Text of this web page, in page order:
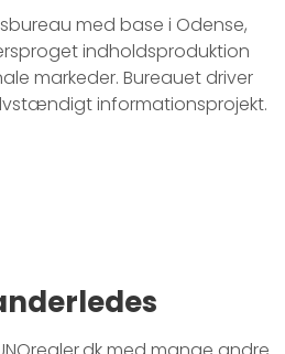
med base i Odense,
indholdsproduktion
markeder. Bureauet driver
informationsprojekt.